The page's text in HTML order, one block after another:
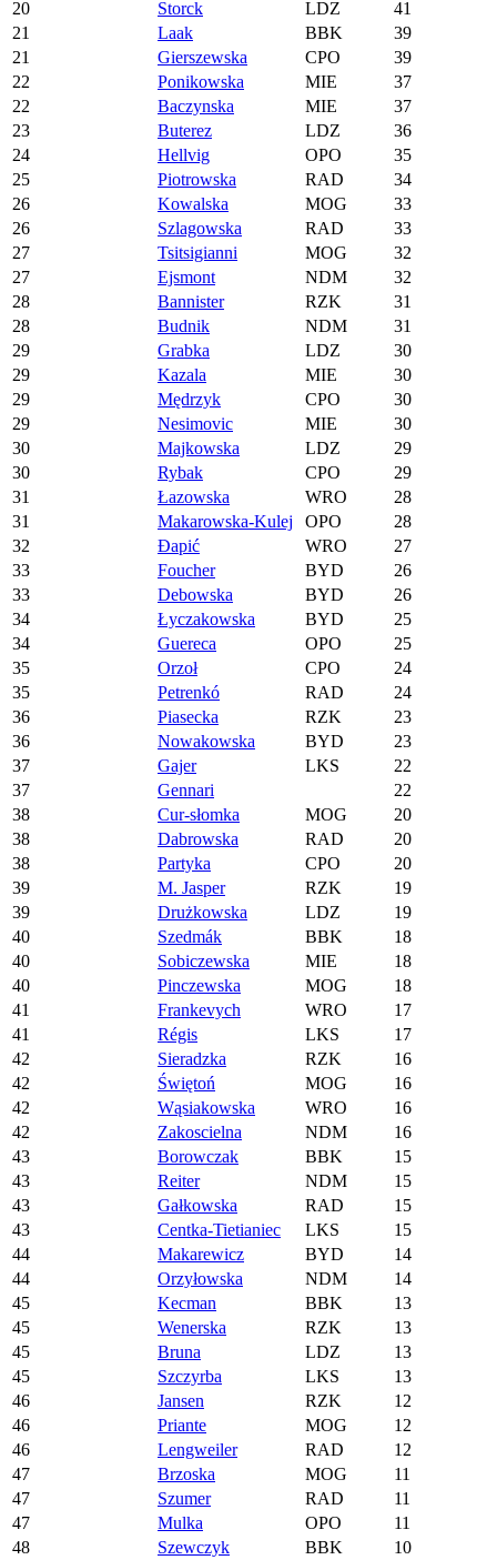
20 Storck LDZ
41
21
Laak BBK
39
21
Gierszewska CPO
39
22
Ponikowska MIE
37
22
Baczynska MIE
37
23
Buterez LDZ
36
24
Hellvig OPO
35
25
Piotrowska RAD
34
26
Kowalska MOG
33
26
Szlagowska RAD
33
27
Tsitsigianni MOG
32
27
Ejsmont NDM
32
28
Bannister RZK
31
28
Budnik NDM
31
29
Grabka LDZ
30
29
Kazala MIE
30
29
Mędrzyk CPO
30
29
Nesimovic MIE
30
30
Majkowska LDZ
29
30
Rybak CPO
29
31
Łazowska WRO
28
31
Makarowska-Kulej OPO
28
32
Đapić WRO
27
33
Foucher BYD
26
33
Debowska BYD
26
34
Łyczakowska BYD
25
34
Guereca OPO
25
35
Orzoł CPO
24
35
Petrenkó RAD
24
36
Piasecka RZK
23
36
Nowakowska BYD
23
37
Gajer LKS
22
37
Gennari
22
38
Cur-słomka MOG
20
38
Dabrowska RAD
20
38
Partyka CPO
20
39
M. Jasper RZK
19
39
Drużkowska LDZ
19
40
Szedmák BBK
18
40
Sobiczewska MIE
18
40
Pinczewska MOG
18
41
Frankevych WRO
17
41
Régis LKS
17
42
Sieradzka RZK
16
42
Świętoń MOG
16
42
Wąsiakowska WRO
16
42
Zakoscielna NDM
16
43
Borowczak BBK
15
43
Reiter NDM
15
43
Gałkowska RAD
15
43
Centka-Tietianiec LKS
15
44
Makarewicz BYD
14
44
Orzyłowska NDM
14
45
Kecman BBK
13
45
Wenerska RZK
13
45
Bruna LDZ
13
45
Szczyrba LKS
13
46
Jansen RZK
12
46
Priante MOG
12
46
Lengweiler RAD
12
47
Brzoska MOG
11
47
Szumer RAD
11
47
Mulka OPO
11
48
Szewczyk BBK
10